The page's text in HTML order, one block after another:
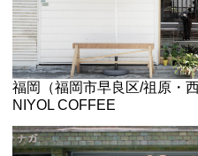
福岡（福岡市早良区/祖原・西
NIYOL COFFEE